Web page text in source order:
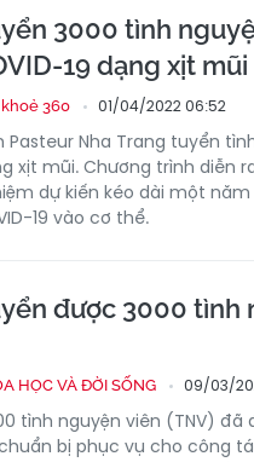
3000 tình
19 dạng xịt mũi
360 01/04/2022 06:52
Pasteur Nha Trang tuyển
xịt mũi. Chương trình diễn
dự kiến kéo dài một
19 vào cơ thể.
được 3000 tình
HỌC VÀ ĐỜI SỐNG 09/03/
tình nguyện viên (TNV)
bị phục vụ cho công